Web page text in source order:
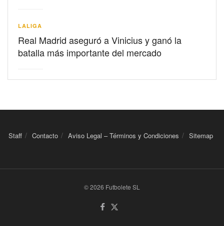
LALIGA
Real Madrid aseguró a Vinicius y ganó la
batalla más importante del mercado
Staff Contacto Aviso Legal – Términos y Condiciones Sitemap
© 2026 Futbolete SL